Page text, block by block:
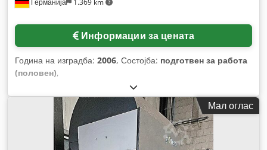
Информации за цената
Година на изградба: 2006, Состојба: подготвен за работа
(половен),
Мал оглас